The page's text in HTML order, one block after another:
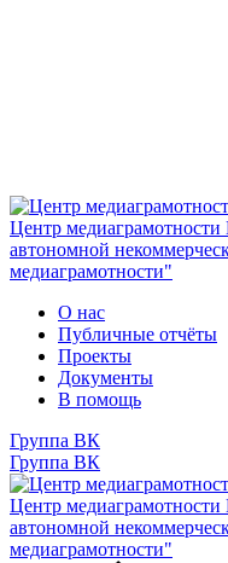
Центр медиаграмотности
автономной
медиаграмотности"
О нас
Публичные отчёты
Проекты
Документы
В помощь
Группа ВК
Группа ВК
Центр медиаграмотности
автономной
медиаграмотности"